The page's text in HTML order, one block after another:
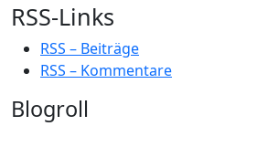
RSS-Links
RSS – Beiträge
RSS – Kommentare
Blogroll